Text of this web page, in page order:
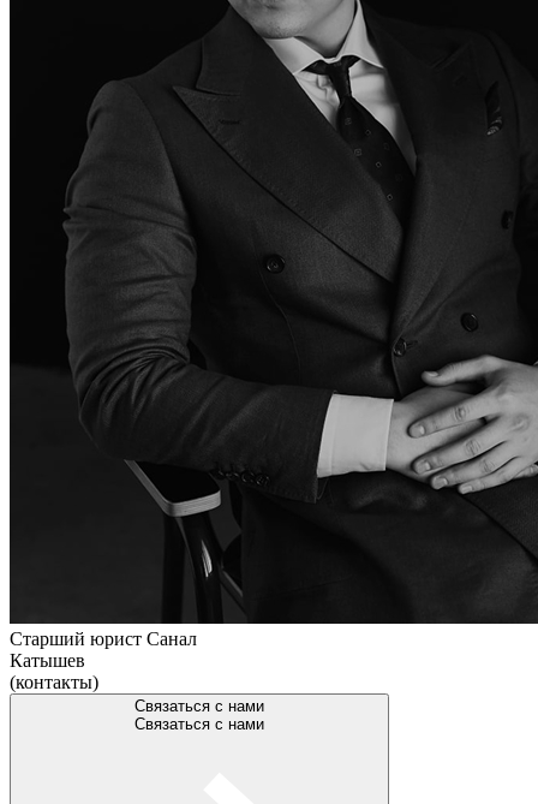
Старший юрист Санал
Катышев
(контакты)
Связаться с нами
Связаться с нами